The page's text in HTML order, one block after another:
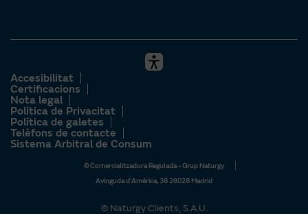
Illes Balears
Jaén
La Rioja
Las Palmas
Accesibilitat
Certificacions
Nota legal
Política de Privacitat
Política de galetes
Telèfons de contacte
Sistema Arbitral de Consum
© Comercialitzadora Regulada - Grup Naturgy
Avinguda d’Amèrica, 38 28028 Madrid
© Naturgy Clients, S.A.U.